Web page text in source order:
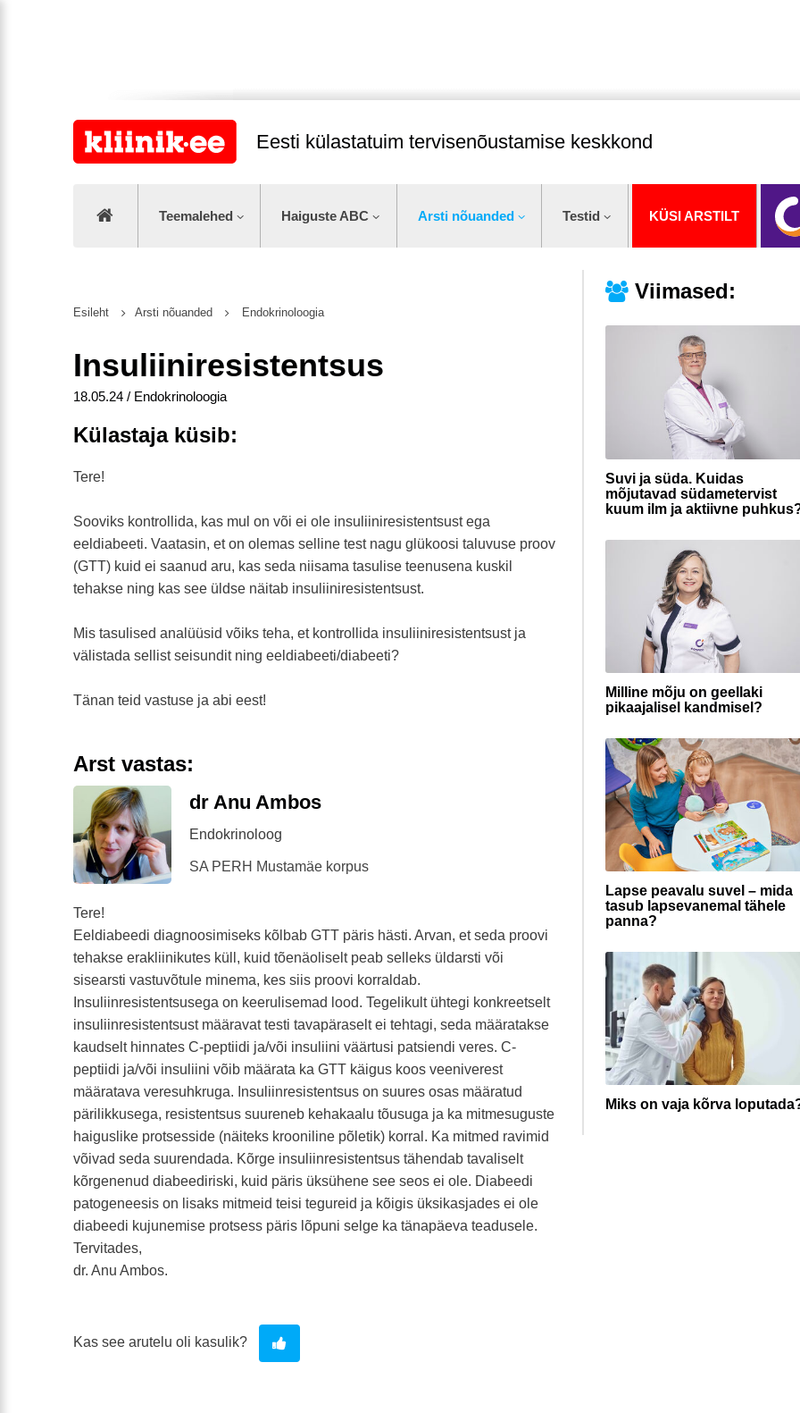
Eesti külastatuim tervisenõustamise keskkond
Teemalehed Haiguste ABC Arsti nõuanded Testid KÜSI ARSTILT
Viimased:
Suvi ja süda. Kuidas
mõjutavad südametervist
kuum ilm ja aktiivne
Milline mõju on geellaki
pikaajalisel kandmisel?
Lapse peavalu suvel – mida
tasub lapsevanemal tähele
panna?
Miks on vaja kõrva
Esileht Arsti nõuanded Endokrinoloogia
Insuliiniresistentsus
18.05.24 / Endokrinoloogia
Külastaja küsib:
Tere!
Sooviks kontrollida, kas mul on või ei ole insuliiniresistentsust ega
eeldiabeeti. Vaatasin, et on olemas selline test nagu glükoosi taluvuse proov
(GTT) kuid ei saanud aru, kas seda niisama tasulise teenusena kuskil
tehakse ning kas see üldse näitab insuliiniresistentsust.
Mis tasulised analüüsid võiks teha, et kontrollida insuliiniresistentsust ja
välistada sellist seisundit ning eeldiabeeti/diabeeti?
Tänan teid vastuse ja abi eest!
Arst vastas:
dr Anu Ambos
Endokrinoloog
SA PERH Mustamäe korpus
Tere!
Eeldiabeedi diagnoosimiseks kõlbab GTT päris hästi. Arvan, et seda proovi
tehakse erakliinikutes küll, kuid tõenäoliselt peab selleks üldarsti või
sisearsti vastuvõtule minema, kes siis proovi korraldab.
Insuliinresistentsusega on keerulisemad lood. Tegelikult ühtegi konkreetselt
insuliinresistentsust määravat testi tavapäraselt ei tehtagi, seda määratakse
kaudselt hinnates C-peptiidi ja/või insuliini väärtusi patsiendi veres. C-
peptiidi ja/või insuliini võib määrata ka GTT käigus koos veeniverest
määratava veresuhkruga. Insuliinresistentsus on suures osas määratud
pärilikkusega, resistentsus suureneb kehakaalu tõusuga ja ka mitmesuguste
haiguslike protsesside (näiteks krooniline põletik) korral. Ka mitmed ravimid
võivad seda suurendada. Kõrge insuliinresistentsus tähendab tavaliselt
kõrgenenud diabeediriski, kuid päris üksühene see seos ei ole. Diabeedi
patogeneesis on lisaks mitmeid teisi tegureid ja kõigis üksikasjades ei ole
diabeedi kujunemise protsess päris lõpuni selge ka tänapäeva teadusele.
Tervitades,
dr. Anu Ambos.
Kas see arutelu oli kasulik?